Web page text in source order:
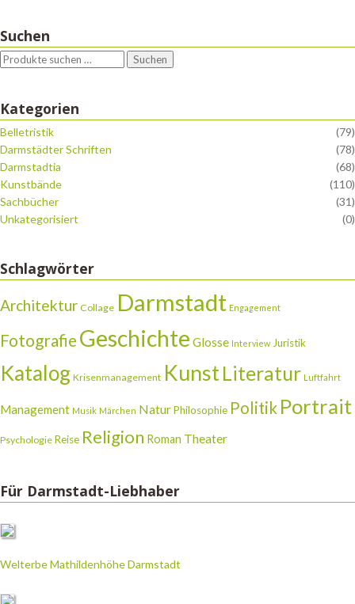
Suchen
Suchen
Kategorien
Belletristik
(79)
Darmstädter Schriften
(78)
Darmstadtia
(68)
Kunstbände
(110)
Sachbücher
(31)
Unkategorisiert
(0)
Schlagwörter
Architektur Collage Darmstadt Engagement
Fotografie Geschichte Glosse Interview Juristik
Katalog Krisenmanagement KunstLiteratur Luftfahrt
Management Musik Märchen NaturPhilosophie Politik Portrait
Psychologie Reise Religion Roman Theater
Für Darmstadt-Liebhaber
Welterbe Mathildenhöhe Darmstadt